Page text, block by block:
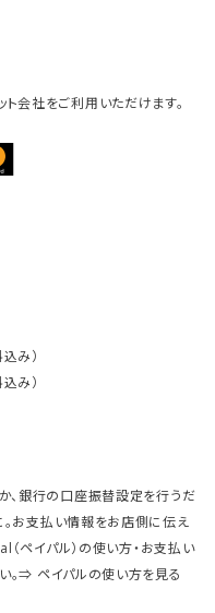
会社をご利用いただけます。
み）
み）
、銀行の口座振替設定を行うだ
お支払い情報をお店側に伝え
ペイパル）の使い方・お支払い
。⇒ ペイパルの使い方を見る